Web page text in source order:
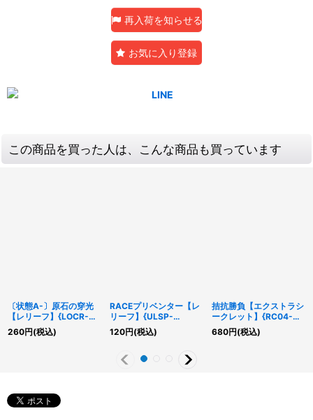
再入荷を知らせる
お気に入り登録
この商品を買った人は、こんな商品も買っています
〔状態A-〕原石の穿光
【レリーフ】{LOCR-
JP074}《魔法》
260円(税込)
RACEプリベンター【レ
リーフ】{ULSP-
JP006}《モンスター》
120円(税込)
拮抗勝負【エクストラシ
ークレット】{RC04-
JP075}《罠》
680円(税込)